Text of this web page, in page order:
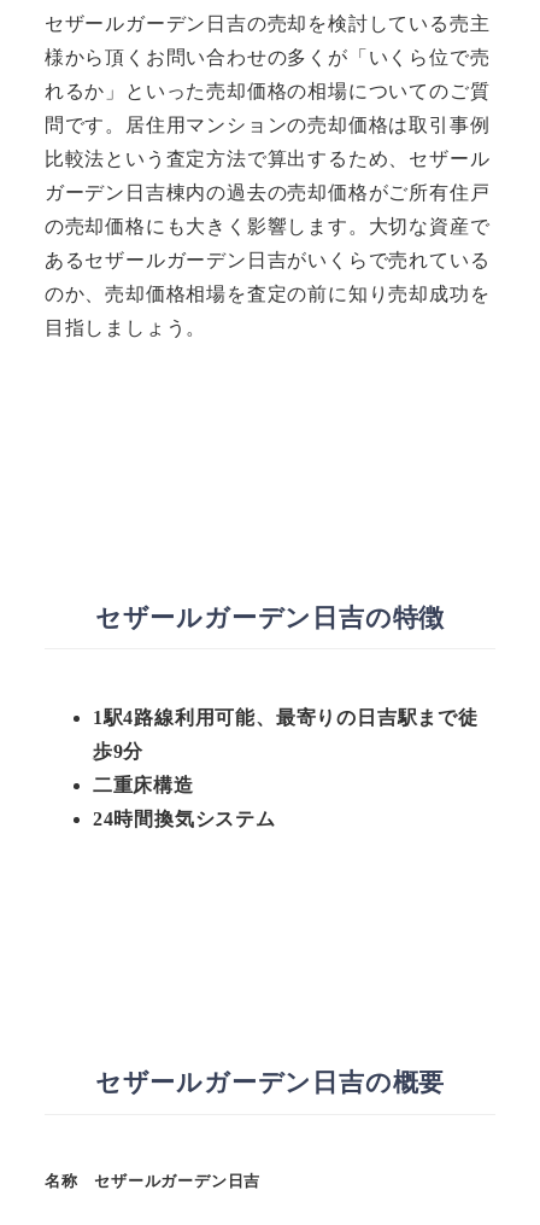
セザールガーデン日吉の売却を検討している売主
様から頂くお問い合わせの多くが「いくら位で売
れるか」といった売却価格の相場についてのご質
問です。居住用マンションの売却価格は取引事例
比較法という査定方法で算出するため、セザール
ガーデン日吉棟内の過去の売却価格がご所有住戸
の売却価格にも大きく影響します。大切な資産で
あるセザールガーデン日吉がいくらで売れている
のか、売却価格相場を査定の前に知り売却成功を
目指しましょう。
セザールガーデン日吉の特徴
1駅4路線利用可能、最寄りの日吉駅まで徒
歩9分
二重床構造
24時間換気システム
セザールガーデン日吉の概要
名称 セザールガーデン日吉